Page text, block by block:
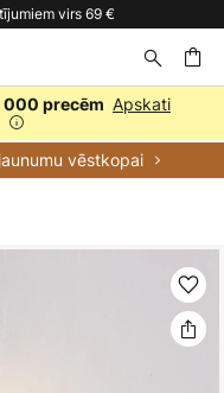
virs 69 €
000 precēm Apskati
vēstkopai